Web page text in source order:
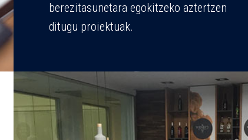
berezitasunetara egokitzeko aztertzen
ditugu proiektuak.